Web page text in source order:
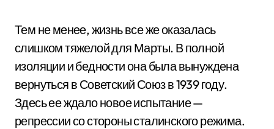
Тем не менее, жизнь все же оказалась
слишком тяжелой для Марты. В полной
изоляции и бедности она была вынуждена
вернуться в Советский Союз в 1939 году.
Здесь ее ждало новое испытание —
репрессии со стороны сталинского режима.